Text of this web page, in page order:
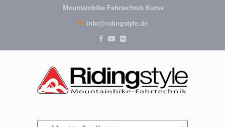
Mountainbike Fahrtechnik Kurse
info@ridingstyle.de